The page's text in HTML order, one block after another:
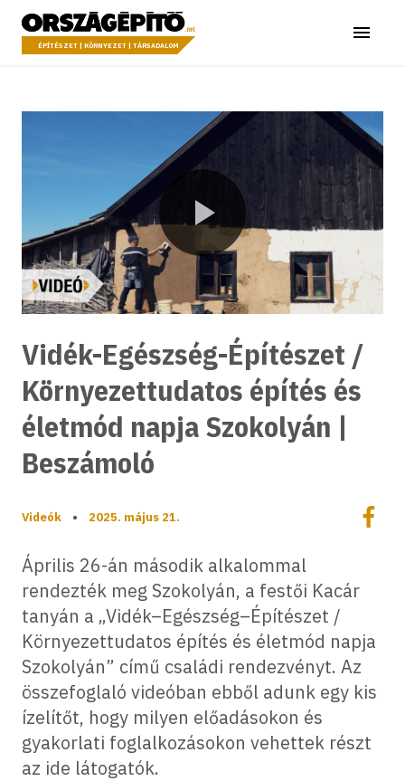
a tartalomhoz
Országépítő
ÉPÍTÉSZET | KÖRNYEZET | TÁRSADALOM Menü
Lejátszás
Vidék-Egészség-Építészet /
Környezettudatos építés és
életmód napja Szokolyán |
Beszámoló
Videók • 2025. május 21.
Április 26-án második alkalommal
rendezték meg Szokolyán, a festői Kacár
tanyán a „Vidék–Egészség–Építészet /
Környezettudatos építés és életmód napja
Szokolyán” című családi rendezvényt. Az
összefoglaló videóban ebből adunk egy kis
ízelítőt, hogy milyen előadásokon és
gyakorlati foglalkozásokon vehettek részt
az ide látogatók.